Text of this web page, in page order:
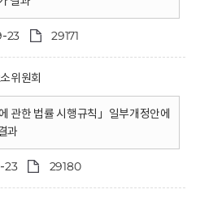
23 29171
위원회
관한 법률 시행규칙」일부개정안에
과
23 29180